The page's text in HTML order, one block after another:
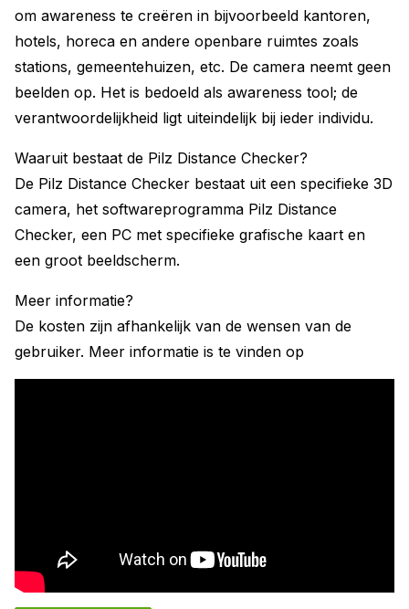
om awareness te creëren in bijvoorbeeld kantoren,
hotels, horeca en andere openbare ruimtes zoals
stations, gemeentehuizen, etc. De camera neemt geen
beelden op. Het is bedoeld als awareness tool; de
verantwoordelijkheid ligt uiteindelijk bij ieder individu.
Waaruit bestaat de Pilz Distance Checker?
De Pilz Distance Checker bestaat uit een specifieke 3D
camera, het softwareprogramma Pilz Distance
Checker, een PC met specifieke grafische kaart en
een groot beeldscherm.
Meer informatie?
De kosten zijn afhankelijk van de wensen van de
gebruiker. Meer informatie is te vinden op